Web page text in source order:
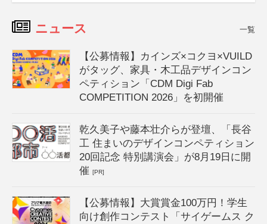
ニュース 一覧
【公募情報】カインズ×コクヨ×VUILD
がタッグ、家具・木工品デザインコン
ペティション「CDM Digi Fab
COMPETITION 2026」を初開催
乾久美子や藤本壮介らが登壇、「長谷
工 住まいのデザインコンペティション
20回記念 特別講演会」が8月19日に開
催[PR]
【公募情報】大賞賞金100万円！学生
向け創作コンテスト「サイゲームス ク